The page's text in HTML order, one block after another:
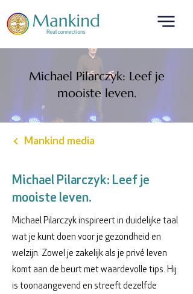
Michael Pilarczyk: Leef je
mooiste leven.
Mankind media
Michael Pilarczyk: Leef je
mooiste leven.
Michael Pilarczyk inspireert in duidelijke taal
wat je kunt doen voor je gezondheid en
welzijn. Zowel je zakelijk als je privé leven
komt aan de beurt met waardevolle tips. Hij
is toonaangevend en streeft dezelfde